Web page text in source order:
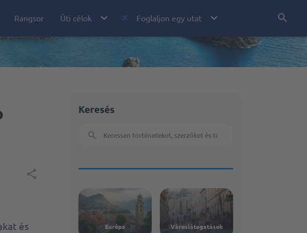
Rangsor Úti célok
Albánia
Egyesült Arab Emírségek
Maldív
Foglaljon egy utat
Városlátogatások
Repülőjegy
és
Keresés
Európa Városlátogatások